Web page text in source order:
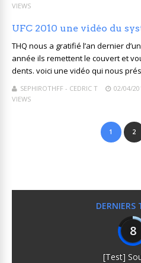
VIEWS
UFC 2010 une vidéo du
THQ nous a gratifié l’an dernier
année ils remettent le couvert et
dents. voici une vidéo qui nous
SEPHIROTHFF - CEDRIC T 02/04/
VIEWS
1 2
DERNIERS
8
[Test]